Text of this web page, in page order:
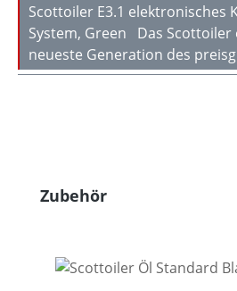
Scottoiler E3.1 elektronisches
System, Green Das Scottoiler
neueste Generation des
Produktgalerie überspringen
Zubehör